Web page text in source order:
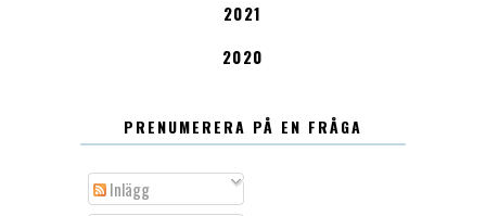
2021
2020
PRENUMERERA PÅ EN FRÅGA
Inlägg